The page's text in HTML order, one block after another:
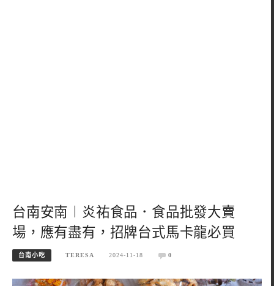
台南安南︱炎祐食品．食品批發大賣
場，應有盡有，招牌台式馬卡龍必買
台南小吃 TERESA 2024-11-18 0